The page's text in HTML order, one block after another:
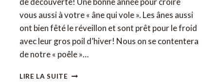
vous aussi à votre « âne qui vole ». Les ânes aussi
ont bien fêté le réveillon et sont prêt pour le froid
avec leur gros poil d’hiver! Nous on se contentera
de notre « poêle »…
LIRE LA SUITE L’ÂNE